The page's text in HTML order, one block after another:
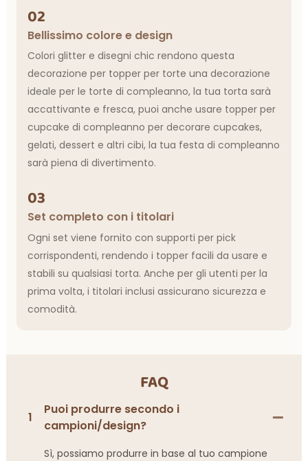
02
Bellissimo colore e design
Colori glitter e disegni chic rendono questa
decorazione per topper per torte una decorazione
ideale per le torte di compleanno, la tua torta sarà
accattivante e fresca, puoi anche usare topper per
cupcake di compleanno per decorare cupcakes,
gelati, dessert e altri cibi, la tua festa di compleanno
sarà piena di divertimento.
03
Set completo con i titolari
Ogni set viene fornito con supporti per pick
corrispondenti, rendendo i topper facili da usare e
stabili su qualsiasi torta. Anche per gli utenti per la
prima volta, i titolari inclusi assicurano sicurezza e
comodità.
FAQ
1
Puoi produrre secondo i
campioni/design?
Sì, possiamo produrre in base al tuo campione